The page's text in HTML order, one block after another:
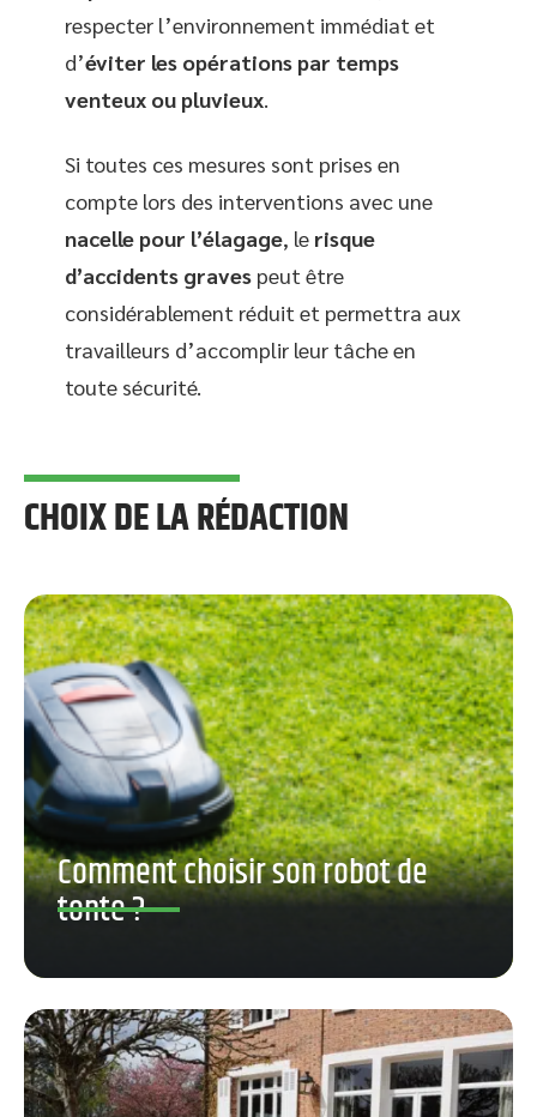
respecter l’environnement immédiat et
d’éviter les opérations par temps
venteux ou pluvieux.
Si toutes ces mesures sont prises en
compte lors des interventions avec une
nacelle pour l’élagage, le risque
d’accidents graves peut être
considérablement réduit et permettra aux
travailleurs d’accomplir leur tâche en
toute sécurité.
CHOIX DE LA RÉDACTION
Comment choisir son robot de
tonte ?